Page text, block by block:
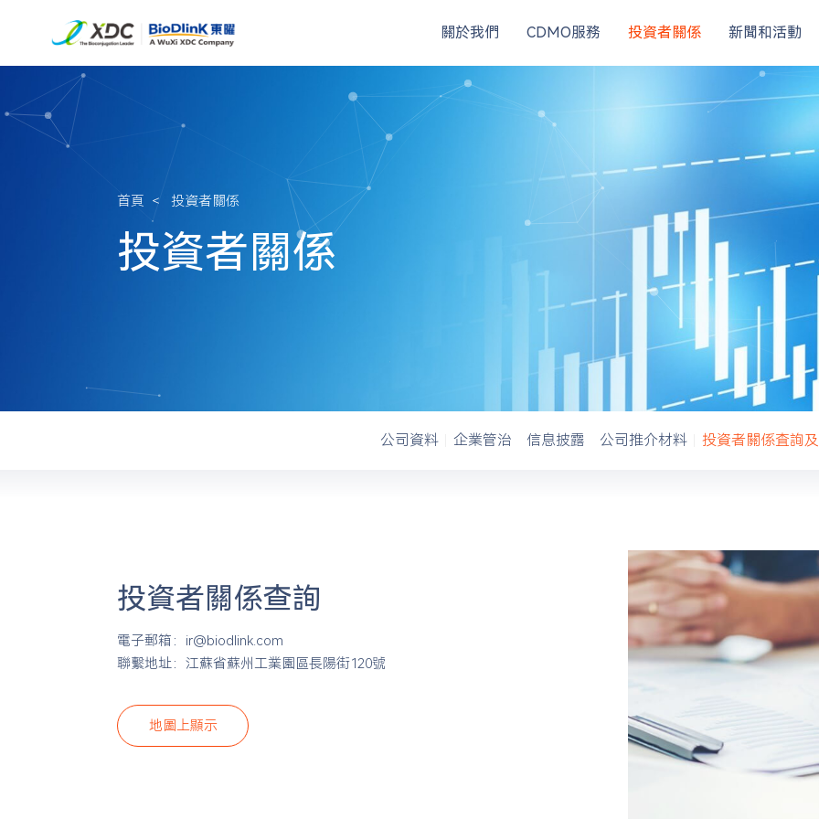
關於我們 CDMO服務 投資者關係 新聞和活動
首頁 ＜ 投資者關係
投資者關係
公司資料 企業管治 信息披露 公司推介材料 投資者關係査詢
投資者關係查詢
電子郵箱：ir@biodlink.com
聯繫地址：江蘇省蘇州工業園區長陽街120號
地圖上顯示